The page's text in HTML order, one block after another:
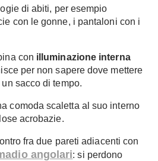
di abiti, per esempio
con le gonne, i pantaloni con i
con illuminazione interna
per non sapere dove mettere
sacco di tempo.
comoda scaletta al suo interno
acrobazie.
fra due pareti adiacenti con
angolari: si perdono